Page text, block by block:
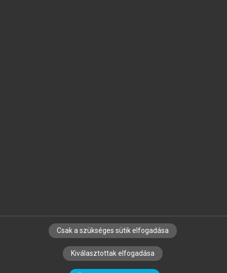
SZERZŐKNEK CÉGEKNEK KÖNYVTÁROSOKNAK
SZERKESZTÉSI ÉS LEKTORÁLÁSI ALAPELVEK
Csak a szükséges sütik elfogadása
Kiválasztottak elfogadása